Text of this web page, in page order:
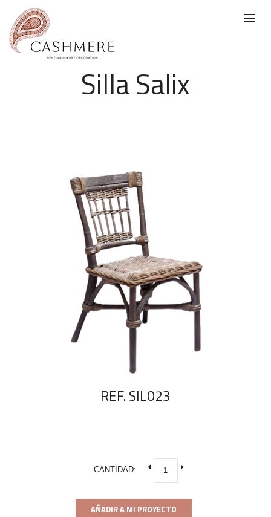
Silla Salix
REF. SIL023
CANTIDAD:
AÑADIR A MI PROYECTO